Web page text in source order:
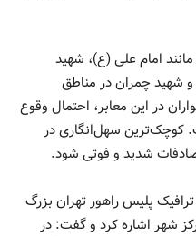
امام علی (ع)، شهید
و شهید چمران در مناطق
در این معابر، احتمال وقوع
کوچک‌ترین سهل‌انگاری در
شدید و فوتی شود.
پلیس راهور تهران بزرگ
شهر اشاره کرد و گفت: در